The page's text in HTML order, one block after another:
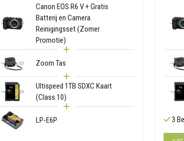
Canon EOS R6 V + Gratis
Batterij en Camera
Reinigingsset (Zomer
Promotie)
Zoom Tas
Ultispeed 1TB SDXC Kaart
(Class 10)
LP-E6P 3